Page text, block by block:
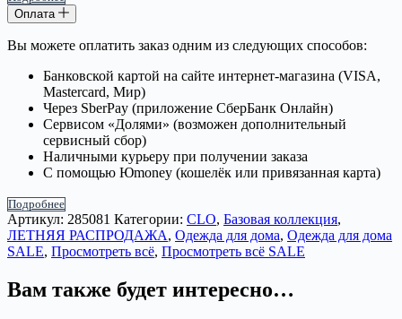
Оплата
Вы можете оплатить заказ одним из следующих способов:
Банковской картой на сайте интернет-магазина (VISA,
Mastercard, Мир)
Через SberPay (приложение СберБанк Онлайн)
Сервисом «Долями» (возможен дополнительный
сервисный сбор)
Наличными курьеру при получении заказа
С помощью Юmoney (кошелёк или привязанная карта)
Подробнее
Артикул: 285081 Категории: CLO, Базовая коллекция,
ЛЕТНЯЯ РАСПРОДАЖА, Одежда для дома, Одежда для дома
SALE, Просмотреть всё, Просмотреть всё SALE
Вам также будет интересно…